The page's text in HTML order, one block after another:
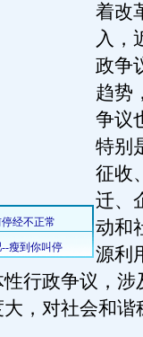
着改
入，
政争
趋势
争议
特别
征收
迁、
动和
源利
行政争议，涉
，对社会和谐